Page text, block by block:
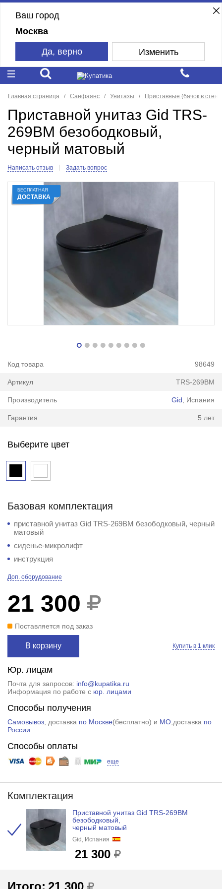
Ваш город
Москва
Да, верно Изменить
Главная страница Санфаянс Унитазы Приставные (бачок в
Приставной унитаз Gid TRS-
269BM безободковый,
черный матовый
Написать отзыв Задать вопрос
БЕСПЛАТНАЯ
ДОСТАВКА
Код товара 98649
Артикул TRS-269BM
Производитель Gid , Испания
Гарантия 5 лет
Выберите цвет
Базовая комплектация
приставной унитаз Gid TRS-269BM безободковый, черный
матовый
сиденье-микролифт
инструкция
Доп. оборудование
21 300
Поставляется под заказ
В корзину Купить в 1 клик
Юр. лицам
Почта для запросов: info@kupatika.ru
Информация по работе с юр. лицами
Способы получения
Самовывоз, доставка по Москве(бесплатно) и МО,доставка по
России
Способы оплаты
еще
Комплектация
Приставной унитаз Gid TRS-269BM
безободковый,
черный матовый
Gid, Испания
21 300